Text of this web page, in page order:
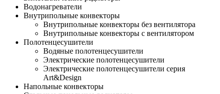
Водонагреватели
Внутрипольные конвекторы
Внутрипольные конвекторы без вентилятора
Внутрипольные конвекторы с вентилятором
Полотенцесушители
Водяные полотенцесушители
Электрические полотенцесушители
Электрические полотенцесушители серия
Art&Design
Напольные конвекторы